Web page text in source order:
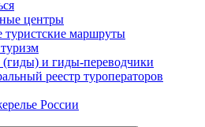
центры
маршруты
и гиды-переводчики
реестр туроператоров
России